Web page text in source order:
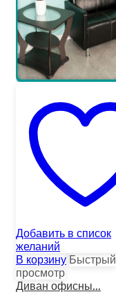
Добавить в список
желаний
В корзину Быстрый
просмотр
Диван офисны...